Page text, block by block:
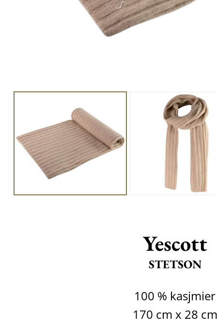
Yescott
STETSON
100 % kasjmier
170 cm x 28 cm